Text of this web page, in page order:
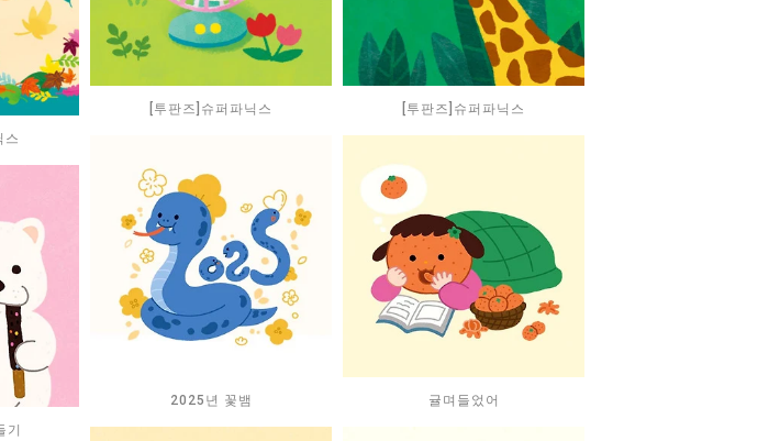
[투판즈]슈퍼파닉스
[투판즈]슈퍼파닉스
스
2025년 꽃뱀
귤며들었어